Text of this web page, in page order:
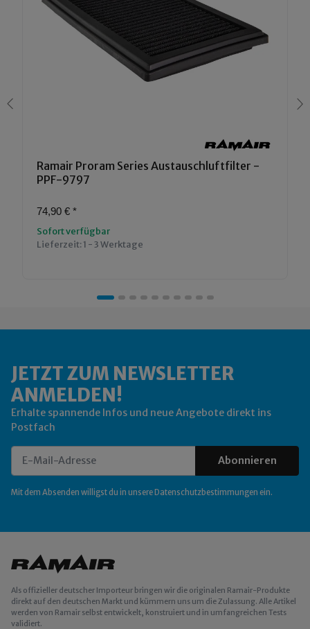
Ramair Proram Series Austauschluftfilter -
PPF-9797
74,90 € *
Sofort verfügbar
Lieferzeit:1 - 3 Werktage
JETZT ZUM NEWSLETTER
ANMELDEN!
Erhalte spannende Infos und neue Angebote direkt ins
Postfach
Abonnieren
Mit dem Absenden willigst du in unsere Datenschutzbestimmungen ein.
Als offizieller deutscher Importeur bringen wir die originalen Ramair-Produkte
direkt auf den deutschen Markt und kümmern uns um die Zulassung. Alle Artikel
werden von Ramair selbst entwickelt, konstruiert und in umfangreichen Tests
validiert.